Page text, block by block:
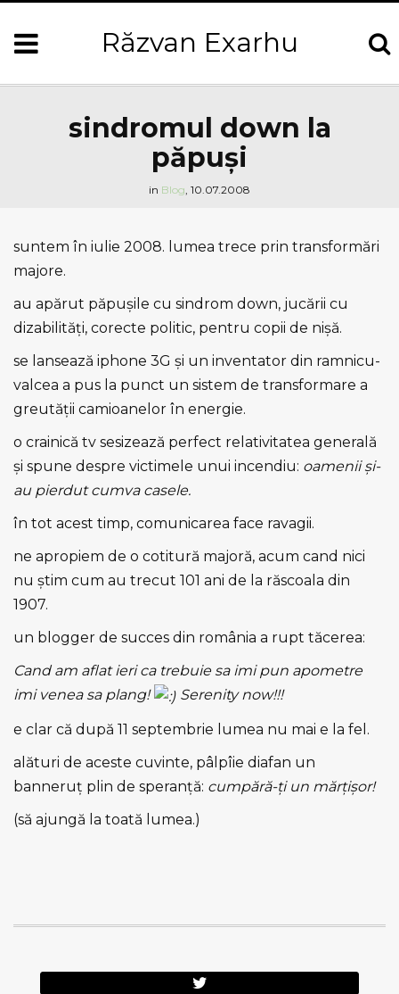
Răzvan Exarhu
sindromul down la
păpuşi
in Blog, 10.07.2008
suntem în iulie 2008. lumea trece prin transformări
majore.
au apărut păpuşile cu sindrom down, jucării cu
dizabilităţi, corecte politic, pentru copii de nişă.
se lansează iphone 3G şi un inventator din ramnicu-
valcea a pus la punct un sistem de transformare a
greutăţii camioanelor în energie.
o crainică tv sesizează perfect relativitatea generală
şi spune despre victimele unui incendiu: oamenii şi-
au pierdut cumva casele.
în tot acest timp, comunicarea face ravagii.
ne apropiem de o cotitură majoră, acum cand nici
nu ştim cum au trecut 101 ani de la răscoala din
1907.
un blogger de succes din românia a rupt tăcerea:
Cand am aflat ieri ca trebuie sa imi pun apometre
imi venea sa plang!
Serenity now!!!
e clar că după 11 septembrie lumea nu mai e la fel.
alături de aceste cuvinte, pâlpîie diafan un
banneruţ plin de speranţă: cumpără-ţi un mărţişor!
(să ajungă la toată lumea.)